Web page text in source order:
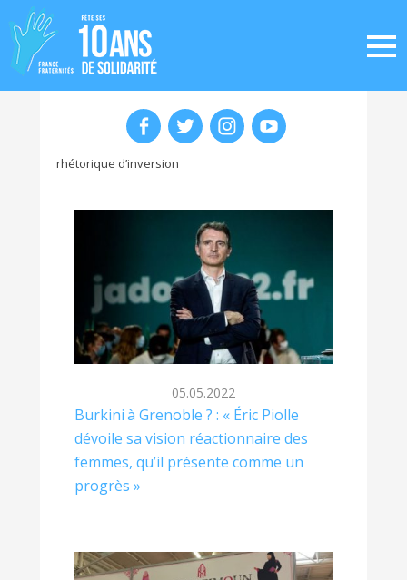
rhétorique d’inversion
05.05.2022
Burkini à Grenoble ? : « Éric Piolle
dévoile sa vision réactionnaire des
femmes, qu’il présente comme un
progrès »